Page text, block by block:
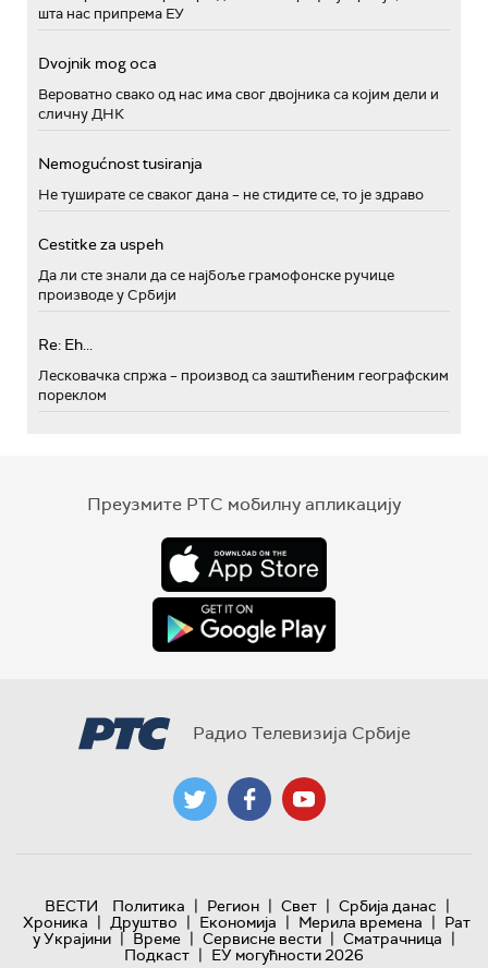
шта нас припрема ЕУ
Dvojnik mog oca
Вероватно свако од нас има свог двојника са којим дели и
сличну ДНК
Nemogućnost tusiranja
Не туширате се сваког дана – не стидите се, то је здраво
Cestitke za uspeh
Да ли сте знали да се најбоље грамофонске ручице
производе у Србији
Re: Eh...
Лесковачка спржа – производ са заштићеним географским
пореклом
Преузмите РТС мобилну апликацију
Радио Телевизија Србије
ВЕСТИ Политика | Регион | Свет | Србија данас |
Хроника | Друштво | Економија | Мерила времена | Рат
у Украјини | Време | Сервисне вести | Сматрачница |
Подкаст | ЕУ могућности 2026